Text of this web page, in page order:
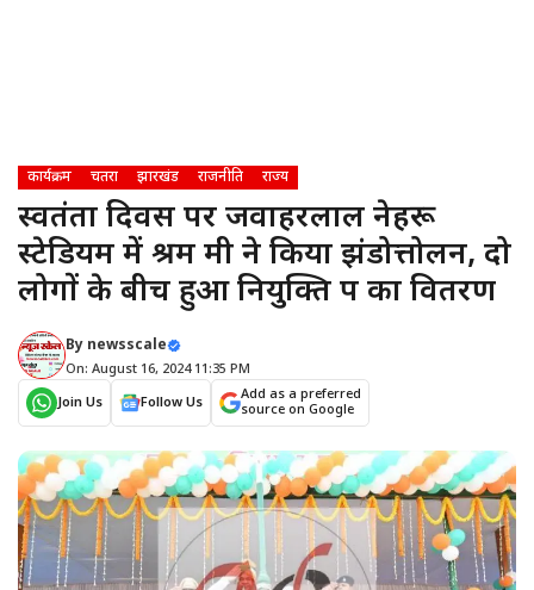
कार्यक्रम चतरा झारखंड राजनीति राज्य
स्वतंत्रता दिवस पर जवाहरलाल नेहरू
स्टेडियम में श्रम मंत्री ने किया झंडोत्तोलन, दो
लोगों के बीच हुआ नियुक्ति पत्र का वितरण
By newsscale
On: August 16, 2024 11:35 PM
Join Us
Follow Us
Add as a preferred
source on Google